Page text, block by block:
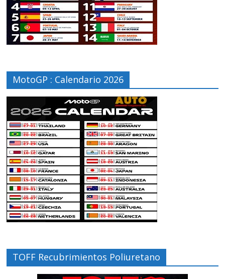
MotoGP : Calendario 2026
TOFF Recubrimientos Poliuretano